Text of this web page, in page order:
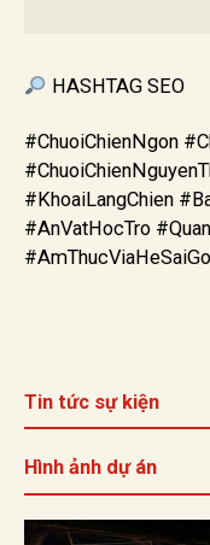
HASHTAG SEO
#ChuoiChienNgon
#KhoaiLangChien
#AnVatHocTro
Tin tức sự kiện
Hình ảnh dự án